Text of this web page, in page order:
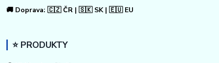
🚚 Doprava: 🇨🇿 ČR | 🇸🇰 SK | 🇪🇺 EU
⭐ PRODUKTY